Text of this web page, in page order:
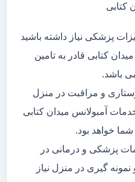
کتابی
پزشکی نیاز داشته باشید
کتابی قادر به تامین
باشد.
و مراقبت در منزل
آمبولانس میدان کتابی
شما خواهد بود.
پزشکی و درمانی در
گیری در منزل نیاز